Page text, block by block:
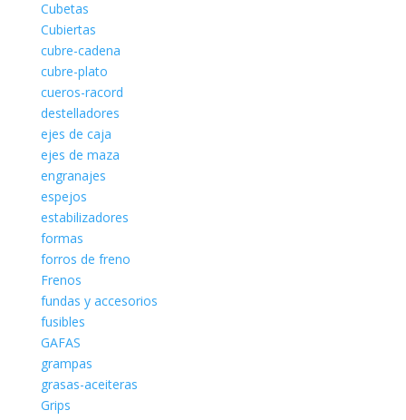
Cubetas
Cubiertas
cubre-cadena
cubre-plato
cueros-racord
destelladores
ejes de caja
ejes de maza
engranajes
espejos
estabilizadores
formas
forros de freno
Frenos
fundas y accesorios
fusibles
GAFAS
grampas
grasas-aceiteras
Grips